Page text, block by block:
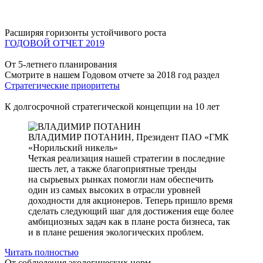
Расширяя горизонты устойчивого роста
ГОДОВОЙ ОТЧЕТ 2019
От 5-летнего планирования
Смотрите в нашем Годовом отчете за 2018 год раздел
Стратегические приоритеты
К долгосрочной стратегической концепции на 10 лет
ВЛАДИМИР ПОТАНИН, Президент ПАО «ГМК
«Норильский никель»
Четкая реализация нашей стратегии в последние
шесть лет, а также благоприятные тренды
на сырьевых рынках помогли нам обеспечить
один из самых высоких в отрасли уровней
доходности для акционеров. Теперь пришло время
сделать следующий шаг для достижения еще более
амбициозных задач как в плане роста бизнеса, так
и в плане решения экологических проблем.
Читать полностью